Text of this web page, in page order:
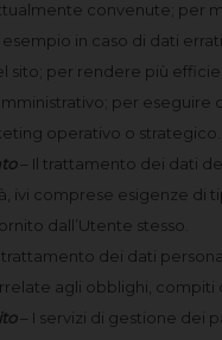
convenute; per
esempio in caso di dati
sito; per rendere più
per
operativo o strategico.
– Il trattamento dei dati
ivi comprese esigenze di
dall’Utente stesso.
trattamento dei dati
agli obblighi, compiti
– I servizi di gestione dei